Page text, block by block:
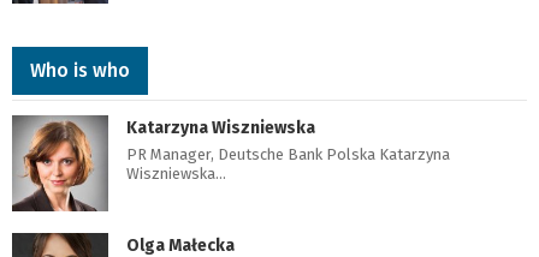
Who is who
Katarzyna Wiszniewska
PR Manager, Deutsche Bank Polska Katarzyna
Wiszniewska…
Olga Małecka